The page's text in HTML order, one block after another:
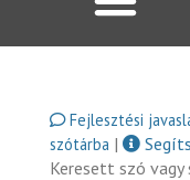
Fejlesztési
szótárba |
Keresett szó vagy